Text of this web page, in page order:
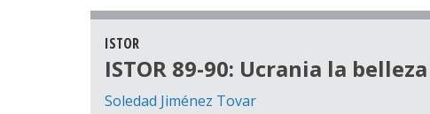
ISTOR
ISTOR 89-90: Ucrania la belleza
Soledad Jiménez Tovar